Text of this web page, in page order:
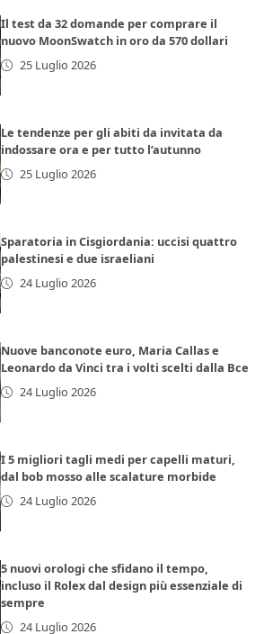
Il test da 32 domande per comprare il
nuovo MoonSwatch in oro da 570 dollari
25 Luglio 2026
Le tendenze per gli abiti da invitata da
indossare ora e per tutto l’autunno
25 Luglio 2026
Sparatoria in Cisgiordania: uccisi quattro
palestinesi e due israeliani
24 Luglio 2026
Nuove banconote euro, Maria Callas e
Leonardo da Vinci tra i volti scelti dalla Bce
24 Luglio 2026
I 5 migliori tagli medi per capelli maturi,
dal bob mosso alle scalature morbide
24 Luglio 2026
5 nuovi orologi che sfidano il tempo,
incluso il Rolex dal design più essenziale di
sempre
24 Luglio 2026